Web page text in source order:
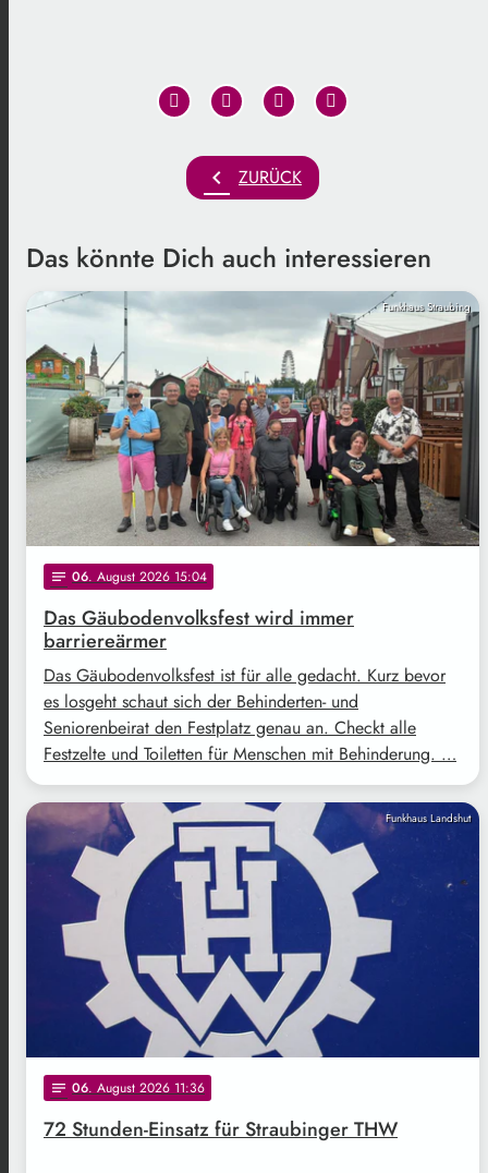
chevron_left ZURÜCK
Das könnte Dich auch interessieren
Funkhaus Straubing
notes 06. August 2026 15:04
Das Gäubodenvolksfest wird immer
barriereärmer
Das Gäubodenvolksfest ist für alle gedacht. Kurz bevor
es losgeht schaut sich der Behinderten- und
Seniorenbeirat den Festplatz genau an. Checkt alle
Festzelte und Toiletten für Menschen mit Behinderung. …
Funkhaus Landshut
notes 06. August 2026 11:36
72 Stunden-Einsatz für Straubinger THW